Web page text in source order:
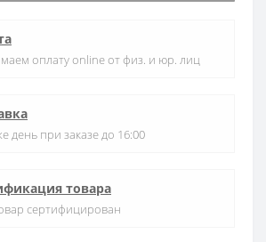
оплату online от физ. и юр. лиц
день при заказе до 16:00
товара
сертифицирован